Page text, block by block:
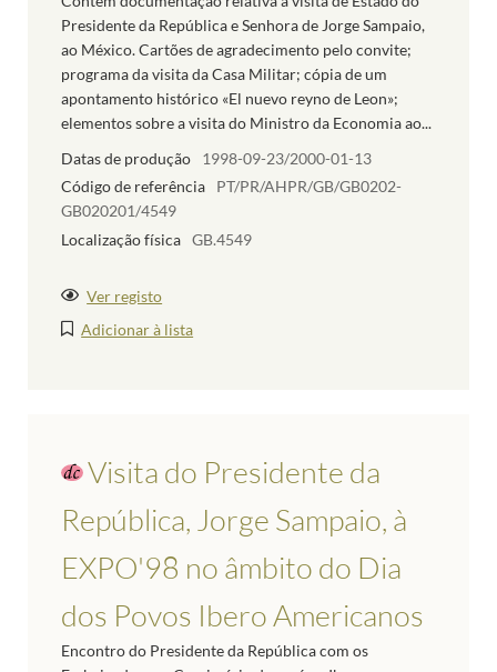
Presidente da República e Senhora de Jorge Sampaio,
ao México. Cartões de agradecimento pelo convite;
programa da visita da Casa Militar; cópia de um
apontamento histórico «El nuevo reyno de Leon»;
elementos sobre a visita do Ministro da Economia ao...
Datas de produção
1998-09-23/2000-01-13
Código de referência
PT/PR/AHPR/GB/GB0202-
GB020201/4549
Localização física GB.4549
Ver registo
Adicionar à lista
Visita do Presidente da
República, Jorge Sampaio, à
EXPO'98 no âmbito do Dia
dos Povos Ibero Americanos
Encontro do Presidente da República com os